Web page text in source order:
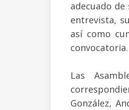
adecuado
entrevista,
así como
convocatoria.
Las
González,